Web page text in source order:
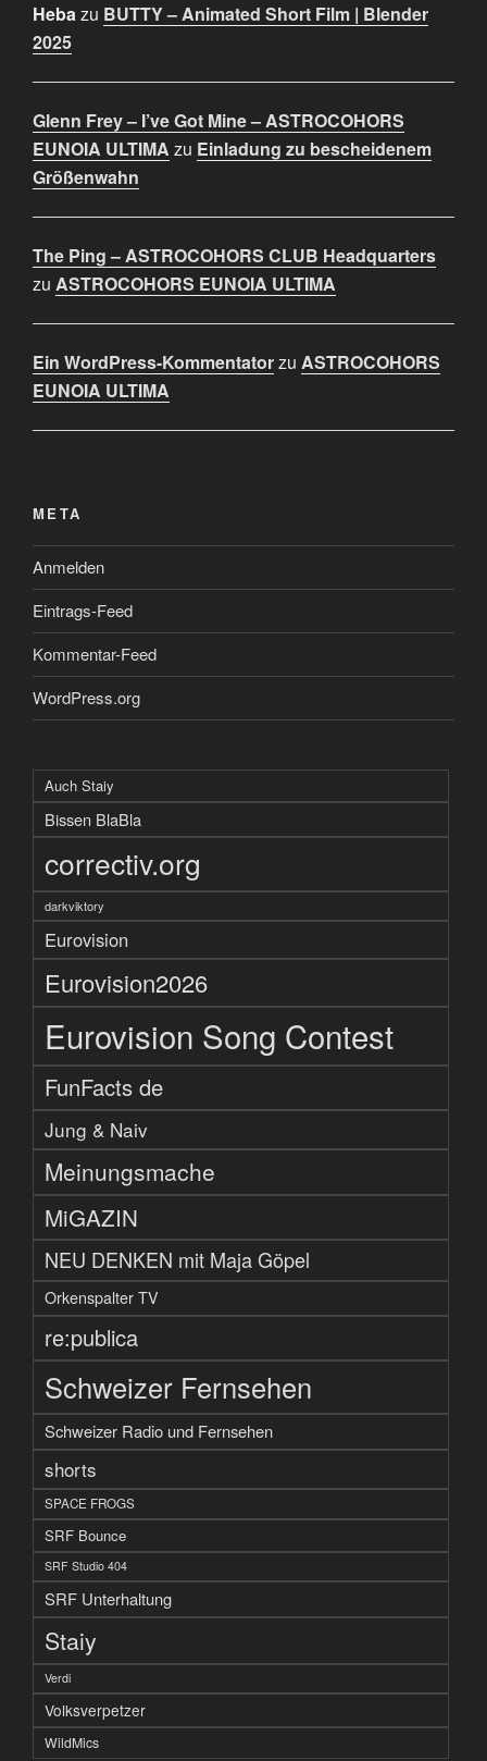
Hebazu BUTTY – Animated Short Film | Blender
2025
Glenn Frey – I’ve Got Mine – ASTROCOHORS
EUNOIA ULTIMA zu Einladung zu bescheidenem
Größenwahn
The Ping – ASTROCOHORS CLUB Headquarters
zu ASTROCOHORS EUNOIA ULTIMA
Ein WordPress-Kommentatorzu ASTROCOHORS
EUNOIA ULTIMA
META
Anmelden
Eintrags-Feed
Kommentar-Feed
WordPress.org
Auch Staiy
Bissen BlaBla
correctiv.org
darkviktory
Eurovision
Eurovision2026
Eurovision Song Contest
FunFacts de
Jung & Naiv
Meinungsmache
MiGAZIN
NEU DENKEN mit Maja Göpel
Orkenspalter TV
re:publica
Schweizer Fernsehen
Schweizer Radio und Fernsehen
shorts
SPACE FROGS
SRF Bounce
SRF Studio 404
SRF Unterhaltung
Staiy
Verdi
Volksverpetzer
WildMics